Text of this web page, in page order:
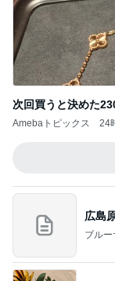
次回買うと決めた
Amebaトピックス 24
広島
ブルー